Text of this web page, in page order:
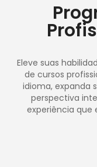
Eleve suas
de cursos
idioma, expanda
perspectiva
experiência que